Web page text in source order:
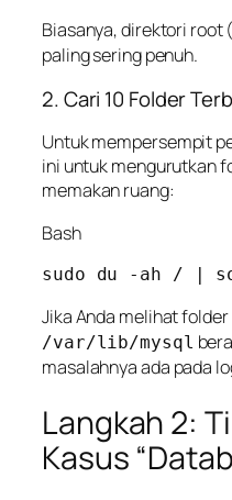
Biasanya, direktori root (
paling sering penuh.
2. Cari 10 Folder
Untuk mempersempit
ini untuk mengurutkan
memakan ruang:
Bash
Jika Anda melihat folder
/var/lib/mysql
masalahnya ada pada
Langkah 2:
Kasus